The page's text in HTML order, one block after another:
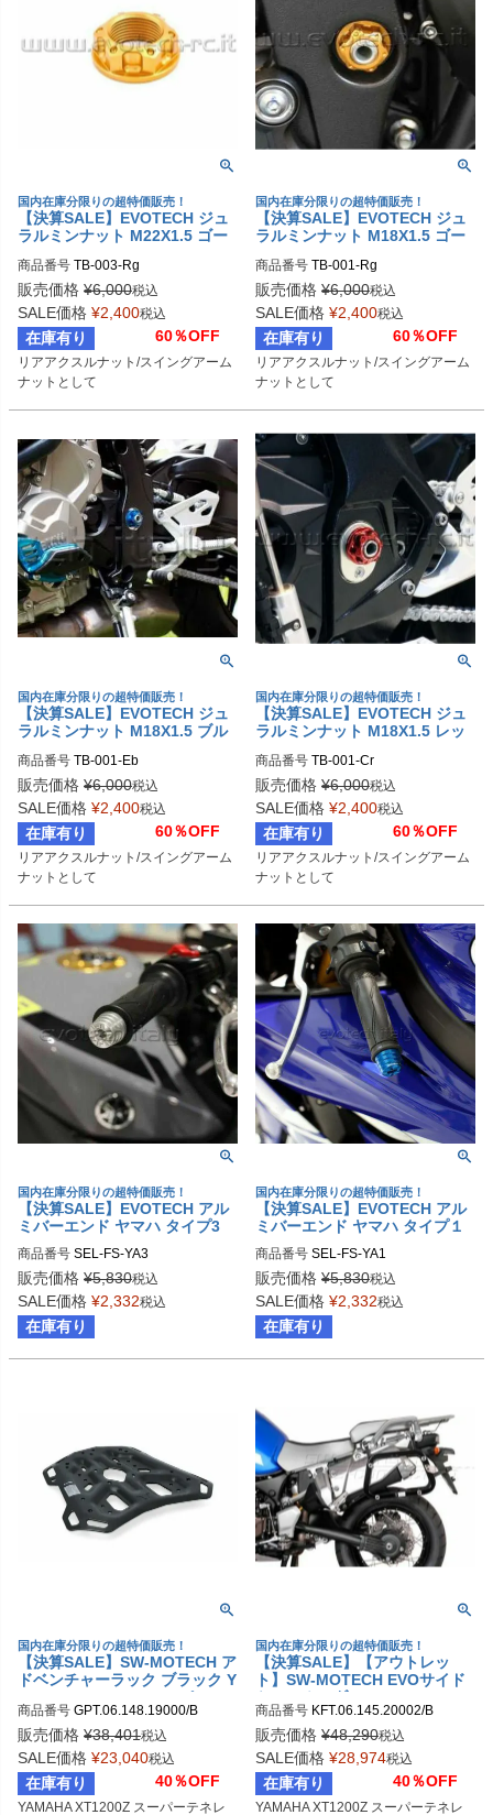
国内在庫分限りの超特価販売！
【決算SALE】EVOTECH ジュ
ラルミンナット M22X1.5 ゴー
商品番号 TB-003-Rg
販売価格 ¥6,000税込
SALE価格 ¥2,400税込
在庫有り 60％OFF
リアアクスルナット/スイングアーム
ナットとして
国内在庫分限りの超特価販売！
【決算SALE】EVOTECH ジュ
ラルミンナット M18X1.5 ゴー
商品番号 TB-001-Rg
販売価格 ¥6,000税込
SALE価格 ¥2,400税込
在庫有り 60％OFF
リアアクスルナット/スイングアーム
ナットとして
国内在庫分限りの超特価販売！
【決算SALE】EVOTECH ジュ
ラルミンナット M18X1.5 ブル
商品番号 TB-001-Eb
販売価格 ¥6,000税込
SALE価格 ¥2,400税込
在庫有り 60％OFF
リアアクスルナット/スイングアーム
ナットとして
国内在庫分限りの超特価販売！
【決算SALE】EVOTECH ジュ
ラルミンナット M18X1.5 レッ
商品番号 TB-001-Cr
販売価格 ¥6,000税込
SALE価格 ¥2,400税込
在庫有り 60％OFF
リアアクスルナット/スイングアーム
ナットとして
国内在庫分限りの超特価販売！
【決算SALE】EVOTECH アル
ミバーエンド ヤマハ タイプ3
商品番号 SEL-FS-YA3
販売価格 ¥5,830税込
SALE価格 ¥2,332税込
在庫有り
国内在庫分限りの超特価販売！
【決算SALE】EVOTECH アル
ミバーエンド ヤマハ タイプ１
商品番号 SEL-FS-YA1
販売価格 ¥5,830税込
SALE価格 ¥2,332税込
在庫有り
国内在庫分限りの超特価販売！
【決算SALE】SW-MOTECH ア
ドベンチャーラック ブラック Y
AMAHA XT1200Z スーパーテ
ネレ (10-) / XT1200ZE スーパ
ーテネレ ABS (10-) | GPT.06.1
48.19000/B
商品番号 GPT.06.148.19000/B
sw_GPT_06_148_19000B
販売価格 ¥38,401税込
SALE価格 ¥23,040税込
在庫有り 40％OFF
YAMAHA XT1200Z スーパーテネレ
国内在庫分限りの超特価販売！
【決算SALE】【アウトレッ
ト】SW-MOTECH EVOサイド
ケースホルダー YAMAHA XT12
00Z スーパーテネレ (10-)
商品番号 KFT.06.145.20002/B
sw_KFT_06_145_20002B
販売価格 ¥48,290税込
SALE価格 ¥28,974税込
在庫有り 40％OFF
YAMAHA XT1200Z スーパーテネレ